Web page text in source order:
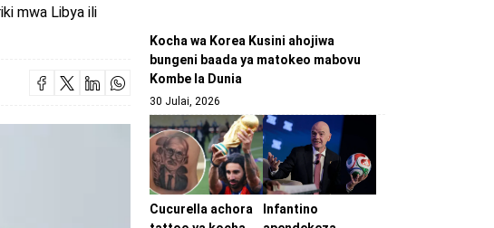
mwa Libya ili
Kocha wa Korea Kusini ahojiwa
bungeni baada ya matokeo mabovu
Kombe la Dunia
30 Julai, 2026
Cucurella achora
Infantino